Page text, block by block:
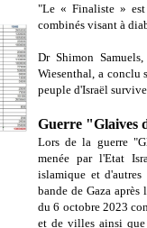
"Le « Finaliste »
combinés visant à
Dr Shimon
Wiesenthal, a conclu
peuple d'Israël
Guerre "Glaives
Lors de la guerre
menée par l'Etat
islamique et d'autres
bande de Gaza après
du 6 octobre 2023
et de villes ainsi que